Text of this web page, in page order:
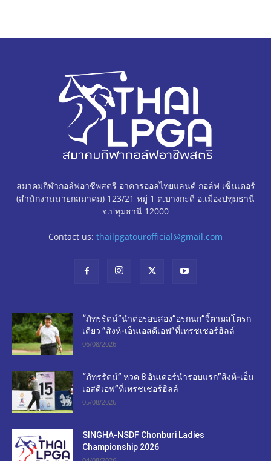
สมาคมกีฬากอล์ฟอาชีพสตรี อาคารออลไทยแลนด์ กอล์ฟ เซ็นเตอร์
(สำนักงานนายกสมาคม) 123/21 หมู่ 1 ต.บางกะดี อ.เมืองปทุมธานี
จ.ปทุมธานี 12000
Contact us: thailpgatourofficial@gmail.com
“ภัทรรัตน์”นำต่อรอบสอง”อรกนก”จี้ตามสโตรก
เดียว ”สิงห์-เอ็นเอสดีเอฟ”ที่เทรชเชอร์ฮิลล์
06/08/2026
“ภัทรรัตน์” หวด 8 อันเดอร์นำรอบแรก”สิงห์-เอ็น
เอสดีเอฟ”ที่เทรชเชอร์ฮิลล์
05/08/2026
SINGHA-NSDF Chonburi Ladies
Championship 2026